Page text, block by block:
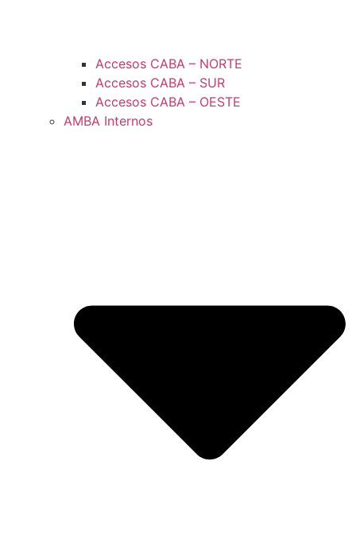
Accesos CABA – NORTE
Accesos CABA – SUR
Accesos CABA – OESTE
AMBA Internos